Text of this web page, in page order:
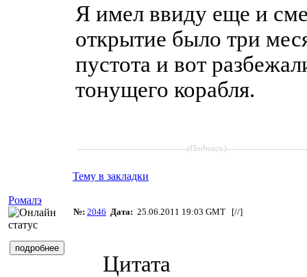
Я имел ввиду еще и
открытие было три
пустота и вот
тонущего корабля.
(Подпись)
Тему в закладки
Ромалэ
№: 2046 Дата: 25.06.2011 19:03 GMT [//]
Цитата